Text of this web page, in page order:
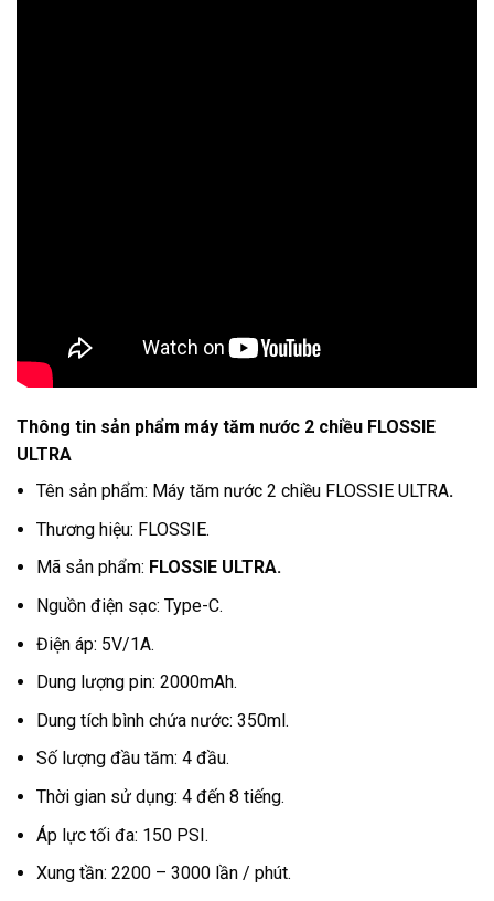
Thông tin sản phẩm máy tăm nước 2 chiều FLOSSIE
ULTRA
Tên sản phẩm: Máy tăm nước 2 chiều FLOSSIE ULTRA.
Thương hiệu: FLOSSIE.
Mã sản phẩm: FLOSSIE ULTRA.
Nguồn điện sạc: Type-C.
Điện áp: 5V/1A.
Dung lượng pin: 2000mAh.
Dung tích bình chứa nước: 350ml.
Số lượng đầu tăm: 4 đầu.
Thời gian sử dụng: 4 đến 8 tiếng.
Áp lực tối đa: 150 PSI.
Xung tần: 2200 – 3000 lần / phút.